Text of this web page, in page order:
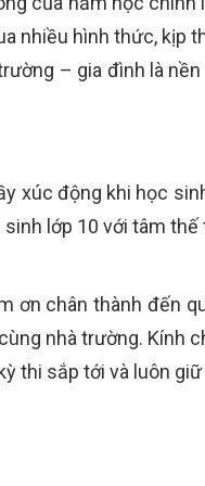
nhiều hình thức, kịp
– gia đình là
xúc động khi học
lớp 10 với tâm
ơn chân thành đến
nhà trường.
thi sắp tới và luôn